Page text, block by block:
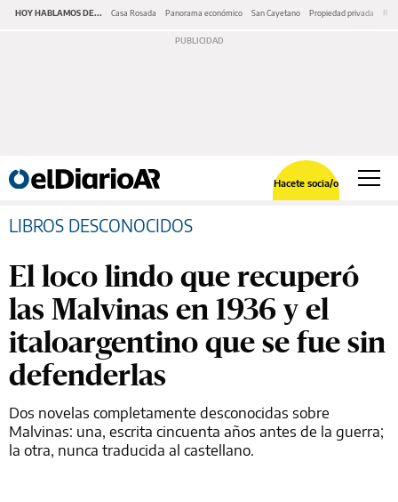
HOY HABLAMOS DE... Casa Rosada Panorama económico San Cayetano Propiedad privada
Hacete socia/o
LIBROS DESCONOCIDOS
El loco lindo que recuperó
las Malvinas en 1936 y el
italoargentino que se fue sin
defenderlas
Dos novelas completamente desconocidas sobre
Malvinas: una, escrita cincuenta años antes de la guerra;
la otra, nunca traducida al castellano.